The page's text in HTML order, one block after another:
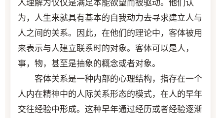
人理解为仅仅是满足本能欲望而被驱动。他们认
为，人生来就具有基本的自我动力去寻求建立人与
人之间的关系。因此，在他们的理论中，客体被用
来表示与人建立联系时的对象。客体可以是人，
事，物，甚至是抽象的概念或者对象。
客体关系是一种内部的心理结构，指存在一个
人内在精神中的人际关系形态的模式，在人的早年
交往经验中形成。这种早年通过经历或者经验逐渐